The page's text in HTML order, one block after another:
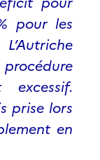
pour les
prise lors
en